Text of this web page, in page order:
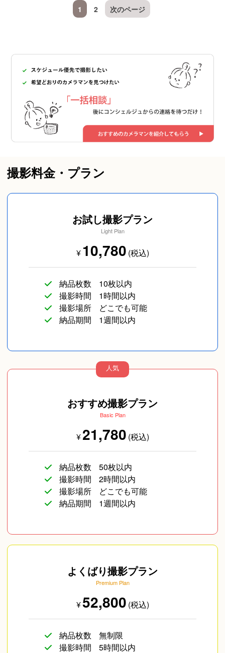
1 2 次のページ
撮影料金・プラン
お試し撮影プラン
Light Plan
¥10,780 (税込)
納品枚数
10枚以内
撮影時間
1時間以内
撮影場所
どこでも可能
納品期間
1週間以内
人気
おすすめ撮影プラン
Basic Plan
¥21,780 (税込)
納品枚数
50枚以内
撮影時間
2時間以内
撮影場所
どこでも可能
納品期間
1週間以内
よくばり撮影プラン
Premium Plan
¥52,800 (税込)
納品枚数
無制限
撮影時間
5時間以内